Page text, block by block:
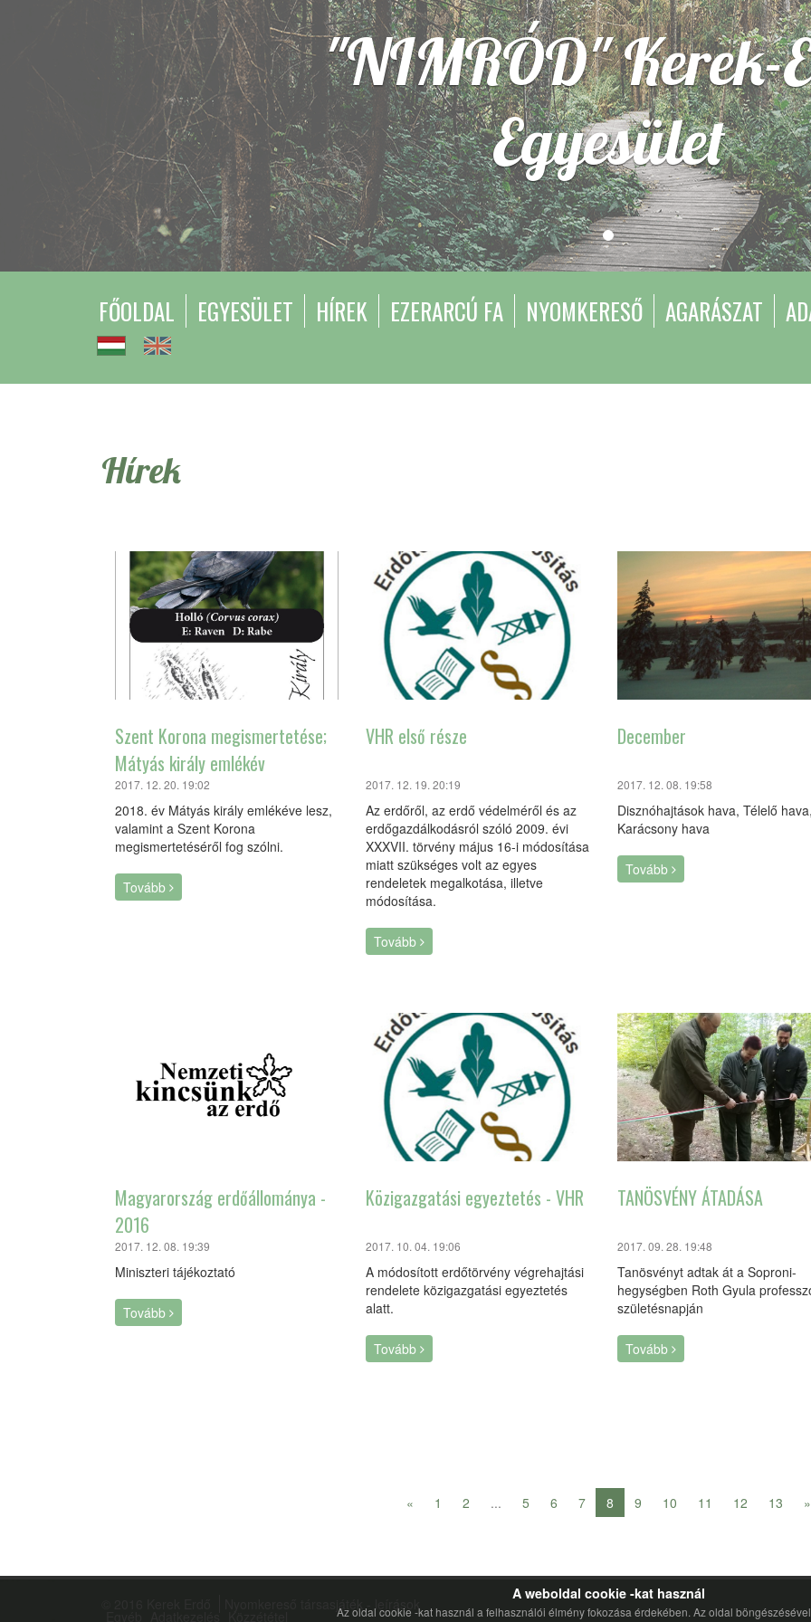
"NIMRÓD" Kerek-
Egyesület
FŐOLDAL EGYESÜLET HÍREK EZERARCÚ FA NYOMKERESŐ AGARÁSZAT
Hírek
Szent Korona megismertetése;
Mátyás király emlékév
2017. 12. 20. 19:02
2018. év Mátyás király emlékéve lesz,
valamint a Szent Korona
megismertetéséről fog szólni.
Tovább
VHR első része
2017. 12. 19. 20:19
Az erdőről, az erdő védelméről és az
erdőgazdálkodásról szóló 2009. évi
XXXVII. törvény május 16-i módosítása
miatt szükséges volt az egyes
rendeletek megalkotása, illetve
módosítása.
Tovább
December
2017. 12. 08. 19:58
Disznóhajtások hava, Télelő
Karácsony hava
Tovább
Magyarország erdőállománya -
2016
2017. 12. 08. 19:39
Miniszteri tájékoztató
Tovább
Közigazgatási egyeztetés - VHR
2017. 10. 04. 19:06
A módosított erdőtörvény végrehajtási
rendelete közigazgatási egyeztetés
alatt.
Tovább
TANÖSVÉNY ÁTADÁSA
2017. 09. 28. 19:48
Tanösvényt adtak át a Soproni-
hegységben Roth Gyula
születésnapján
Tovább
« 1 2 ... 5 6 7 8 9 10 11 12 13 »
Nyomkereső társasjáték - leírások
A weboldal cookie -kat használ
Az oldal cookie -kat használ a felhasználói élmény fokozása érdekében. Az oldal